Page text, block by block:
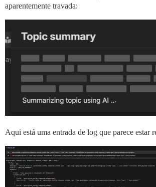
aparentemente travada:
Aqui está uma entrada de log que parece estar